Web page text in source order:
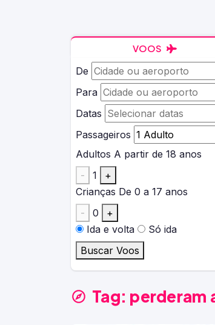
VOOS
De
Para
Datas
Passageiros
Adultos A partir de 18 anos
-
1
+
Crianças De 0 a 17 anos
-
0
+
Ida e volta
Só ida
Buscar Voos
Tag: perderam